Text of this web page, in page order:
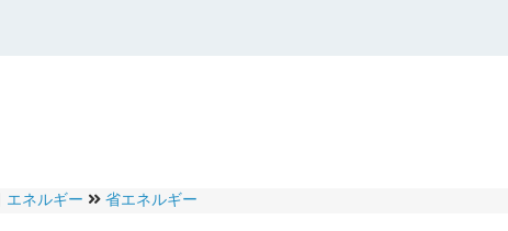
エネルギー 省エネルギー